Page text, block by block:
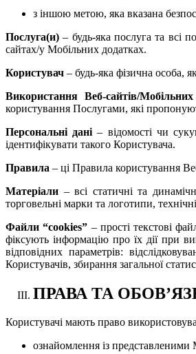
з іншою метою, яка вказана
Послуга(и) – будь-яка послуга та всі
сайтах/у Мобільних додатках.
Користувач – будь-яка фізична особа,
Використання Веб-сайтів/Мобільних
користування Послугами, які
Персональні дані – відомості чи
ідентифікувати такого Користувача.
Правила – ці Правила користування
Матеріали – всі статичні та
торговельні марки та логотипи,
Файли “cookies” – прості текстові
фіксують інформацію про їх дії при
відповідних параметрів:
Користувачів, збирання загальної
ПРАВА ТА
Користувачі мають право
ознайомлення із